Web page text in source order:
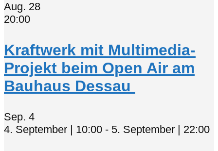
Aug. 28
20:00
Kraftwerk mit Multimedia-
Projekt beim Open Air am
Bauhaus Dessau
Sep. 4
4. September | 10:00 - 5. September | 22:00